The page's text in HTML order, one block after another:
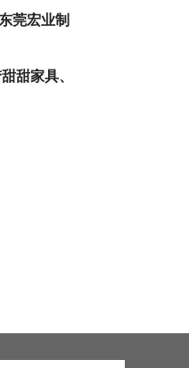
莞宏业制
甜家具、